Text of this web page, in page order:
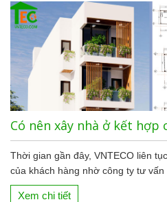
Có nên xây nhà ở kết hợp
Thời gian gần đây, VNTECO liên
của khách hàng nhờ công ty tư vấn
Xem chi tiết